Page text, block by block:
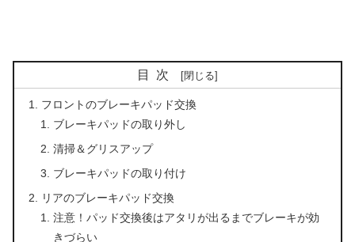
目次
フロントのブレーキパッド交換
ブレーキパッドの取り外し
清掃＆グリスアップ
ブレーキパッドの取り付け
リアのブレーキパッド交換
注意！パッド交換後はアタリが出るまでブレーキが効
きづらい